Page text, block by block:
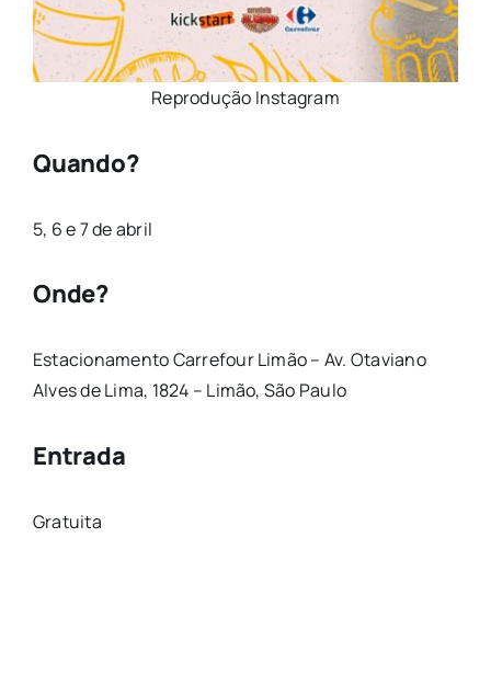
Reprodução Instagram
Quando?
5, 6 e 7 de abril
Onde?
Estacionamento Carrefour Limão – Av. Otaviano
Alves de Lima, 1824 – Limão, São Paulo
Entrada
Gratuita